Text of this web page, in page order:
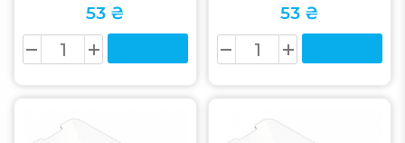
53 ₴ 53 ₴